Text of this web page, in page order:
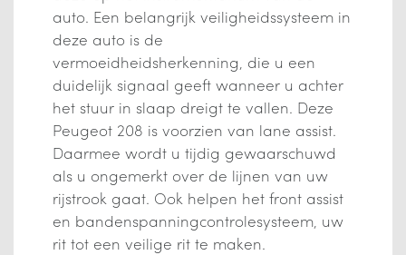
auto. Een belangrijk veiligheidssysteem in
deze auto is de
vermoeidheidsherkenning, die u een
duidelijk signaal geeft wanneer u achter
het stuur in slaap dreigt te vallen. Deze
Peugeot 208 is voorzien van lane assist.
Daarmee wordt u tijdig gewaarschuwd
als u ongemerkt over de lijnen van uw
rijstrook gaat. Ook helpen het front assist
en bandenspanningcontrolesysteem, uw
rit tot een veilige rit te maken.